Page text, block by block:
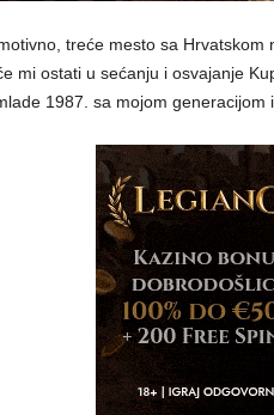
treće mesto sa
mi ostati u sećanju i osvajanje
1987. sa mojom generacijom